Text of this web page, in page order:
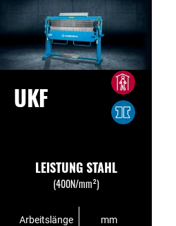
UKF
LEISTUNG STAHL
(400N/mm²)
Arbeitslänge mm